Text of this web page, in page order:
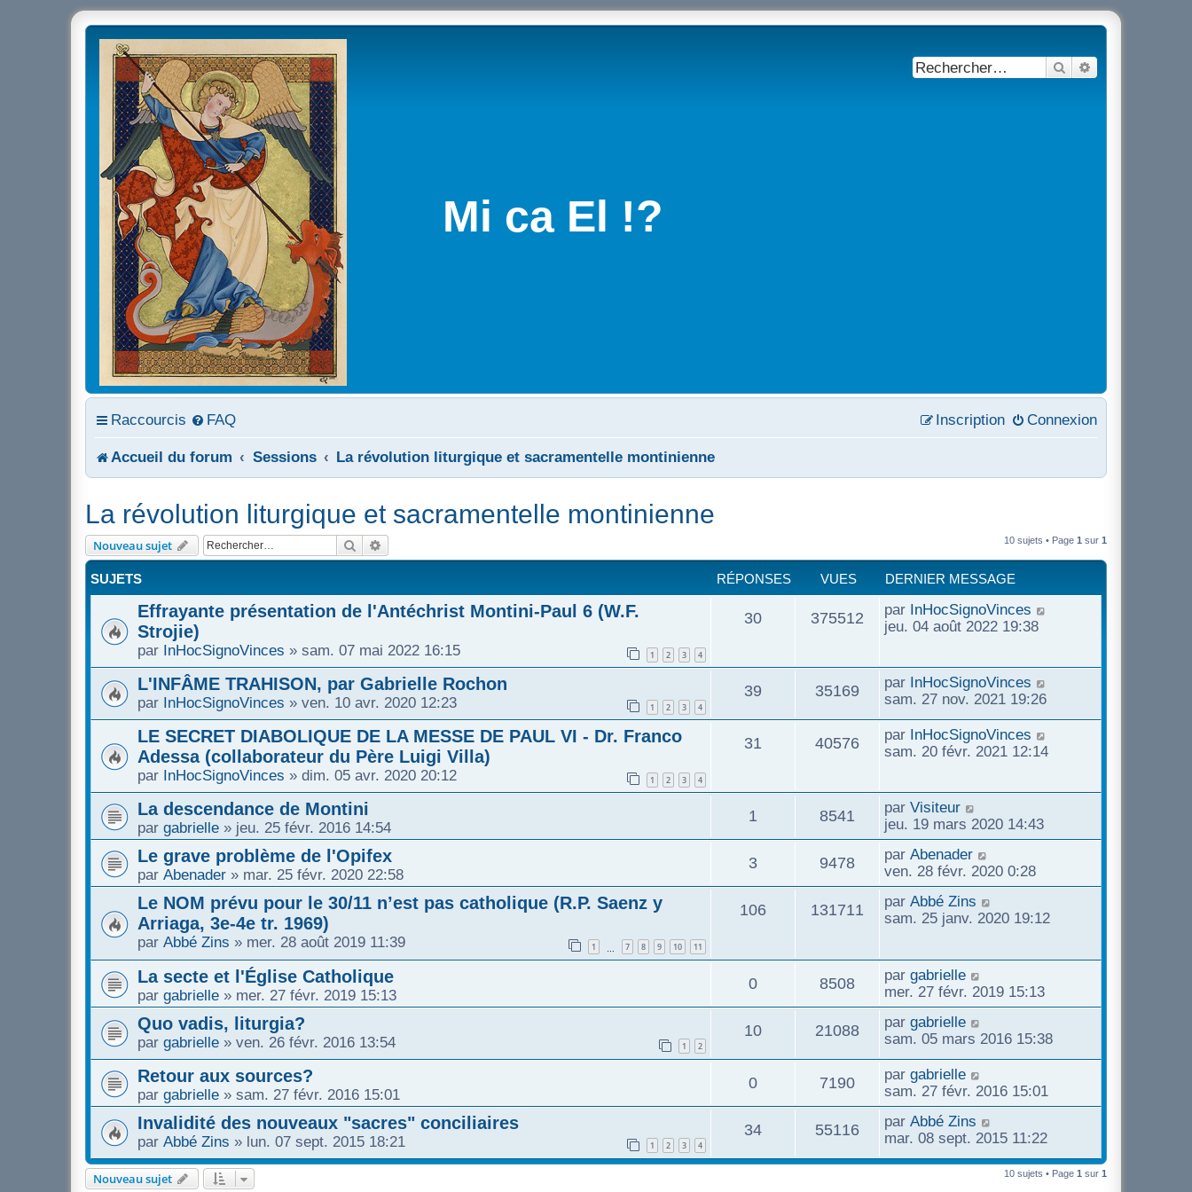
Mi ca El !?
Rechercher
Raccourcis FAQ Connexion
Inscription
Accueil du forum Sessions La révolution liturgique et sacramentelle montinienne
La révolution liturgique et sacramentelle montinienne
Nouveau sujet Rechercher 10 sujets • Page 1 sur 1
SUJETS RÉPONSES VUES DERNIER MESSAGE
Effrayante présentation de l'Antéchrist Montini-Paul 6 (W.F.
Strojie)
par InHocSignoVinces » sam. 07 mai 2022 16:15 1 2 3 4
30 375512 par InHocSignoVinces
jeu. 04 août 2022 19:38
L'INFÂME TRAHISON, par Gabrielle Rochon
par InHocSignoVinces » ven. 10 avr. 2020 12:23 1 2 3 4
39 35169 par InHocSignoVinces
sam. 27 nov. 2021 19:26
LE SECRET DIABOLIQUE DE LA MESSE DE PAUL VI - Dr. Franco
Adessa (collaborateur du Père Luigi Villa)
par InHocSignoVinces » dim. 05 avr. 2020 20:12 1 2 3 4
31 40576 par InHocSignoVinces
sam. 20 févr. 2021 12:14
La descendance de Montini
par gabrielle » jeu. 25 févr. 2016 14:54
1 8541 par Visiteur
jeu. 19 mars 2020 14:43
Le grave problème de l'Opifex
par Abenader » mar. 25 févr. 2020 22:58
3 9478 par Abenader
ven. 28 févr. 2020 0:28
Le NOM prévu pour le 30/11 n’est pas catholique (R.P. Saenz y
Arriaga, 3e-4e tr. 1969)
par Abbé Zins » mer. 28 août 2019 11:39 1 7 8 9 10 11
106 131711 par Abbé Zins
sam. 25 janv. 2020 19:12
La secte et l'Église Catholique
par gabrielle » mer. 27 févr. 2019 15:13
0 8508 par gabrielle
mer. 27 févr. 2019 15:13
Quo vadis, liturgia?
par gabrielle » ven. 26 févr. 2016 13:54 1 2
10 21088 par gabrielle
sam. 05 mars 2016 15:38
Retour aux sources?
par gabrielle » sam. 27 févr. 2016 15:01
0 7190 par gabrielle
sam. 27 févr. 2016 15:01
Invalidité des nouveaux "sacres" conciliaires
par Abbé Zins » lun. 07 sept. 2015 18:21 1 2 3 4
34 55116 par Abbé Zins
mar. 08 sept. 2015 11:22
Nouveau sujet 10 sujets • Page 1 sur 1